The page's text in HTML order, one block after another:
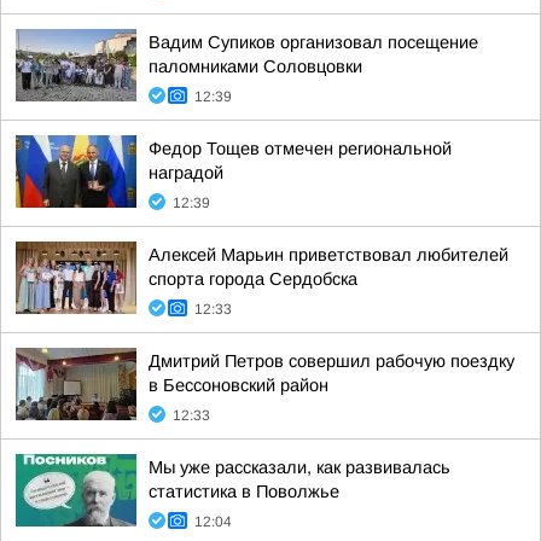
Вадим Супиков организовал посещение
паломниками Соловцовки
12:39
Федор Тощев отмечен региональной
наградой
12:39
Алексей Марьин приветствовал любителей
спорта города Сердобска
12:33
Дмитрий Петров совершил рабочую поездку
в Бессоновский район
12:33
Мы уже рассказали, как развивалась
статистика в Поволжье
12:04